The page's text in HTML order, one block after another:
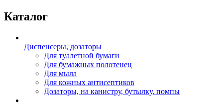
Каталог
Диспенсеры, дозаторы
Для туалетной бумаги
Для бумажных полотенец
Для мыла
Для кожных антисептиков
Дозаторы, на канистру, бутылку, помпы